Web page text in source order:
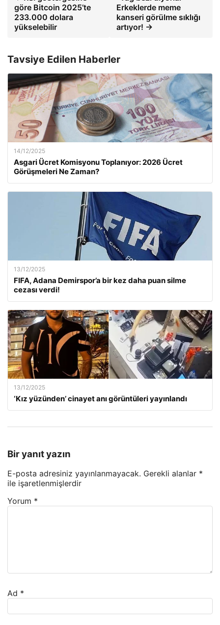
göre Bitcoin 2025’te
233.000 dolara
yükselebilir
Erkeklerde meme
kanseri görülme sıklığı
artıyor! →
Tavsiye Edilen Haberler
14/12/2025
Asgari Ücret Komisyonu Toplanıyor: 2026 Ücret
Görüşmeleri Ne Zaman?
13/12/2025
FIFA, Adana Demirspor’a bir kez daha puan silme
cezası verdi!
13/12/2025
‘Kız yüzünden’ cinayet anı görüntüleri yayınlandı
Bir yanıt yazın
E-posta adresiniz yayınlanmayacak. Gerekli alanlar *
ile işaretlenmişlerdir
Yorum *
Ad *